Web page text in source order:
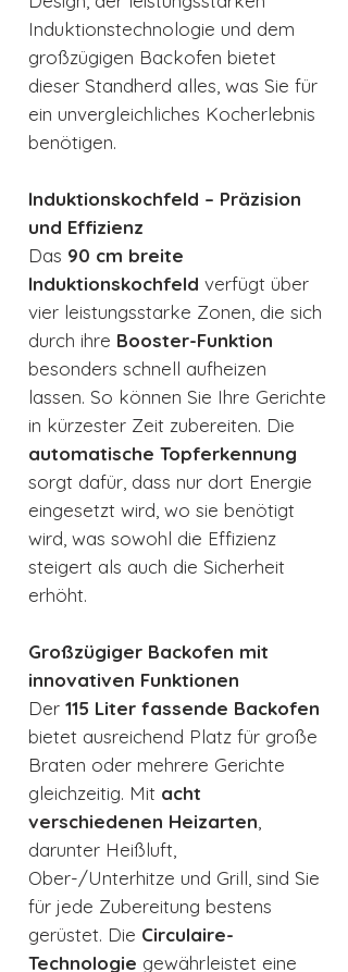
Induktionstechnologie und dem
großzügigen Backofen bietet
dieser Standherd alles, was Sie für
ein unvergleichliches Kocherlebnis
benötigen.
Induktionskochfeld – Präzision
und Effizienz
Das 90 cm breite
Induktionskochfeld verfügt über
vier leistungsstarke Zonen, die sich
durch ihre Booster-Funktion
besonders schnell aufheizen
lassen. So können Sie Ihre Gerichte
in kürzester Zeit zubereiten. Die
automatische Topferkennung
sorgt dafür, dass nur dort Energie
eingesetzt wird, wo sie benötigt
wird, was sowohl die Effizienz
steigert als auch die Sicherheit
erhöht.
Großzügiger Backofen mit
innovativen Funktionen
Der 115 Liter fassende Backofen
bietet ausreichend Platz für große
Braten oder mehrere Gerichte
gleichzeitig. Mit acht
verschiedenen Heizarten,
darunter Heißluft,
Ober-/Unterhitze und Grill, sind Sie
für jede Zubereitung bestens
gerüstet. Die Circulaire-
Technologie gewährleistet eine